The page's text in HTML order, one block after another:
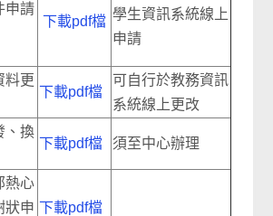
申請
下載pdf檔 學生資訊系統線上
申請
料更
下載pdf檔
可自行於教務資訊
系統線上更改
、換
下載pdf檔 須至中心辦理
熱心
狀申 下載pdf檔